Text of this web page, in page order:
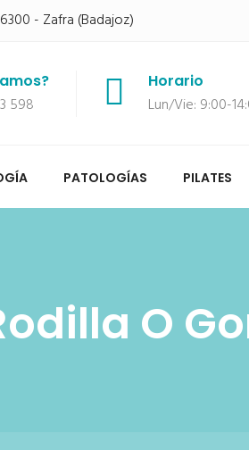
- Zafra (Badajoz)
598
Horario
Lun/Vie: 9:00-
PATOLOGÍAS PILATES
O